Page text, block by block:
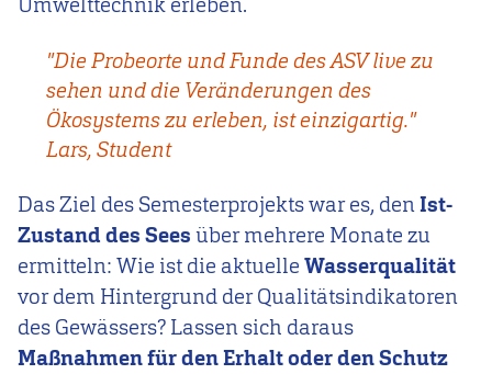
"Die Probeorte und Funde des ASV live zu
sehen und die Veränderungen des
Ökosystems zu erleben, ist einzigartig."
Lars, Student
Das Ziel des Semesterprojekts war es, denIst-
Zustand des Sees über mehrere Monate zu
ermitteln: Wie ist die aktuelle Wasserqualität
vor dem Hintergrund der Qualitätsindikatoren
des Gewässers? Lassen sich daraus
Maßnahmen für den Erhalt oder den Schutz